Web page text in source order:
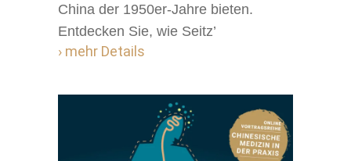
China der 1950er-Jahre bieten.
Entdecken Sie, wie Seitz’
› mehr Details